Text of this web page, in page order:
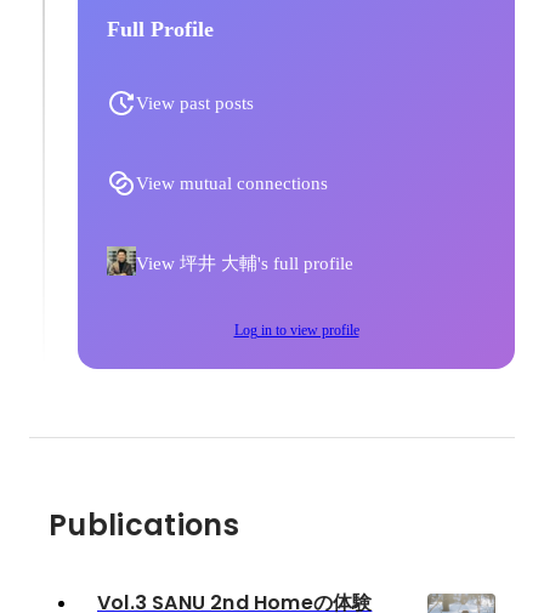
Full Profile
View past posts
View mutual connections
View 坪井 大輔's full profile
Log in to view profile
Publications
Vol.3 SANU 2nd Homeの体験